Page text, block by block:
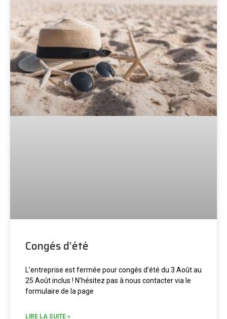
Congés d’été
L’entreprise est fermée pour congés d’été du 3 Août au
25 Août inclus ! N’hésitez pas à nous contacter via le
formulaire de la page
LIRE LA SUITE »